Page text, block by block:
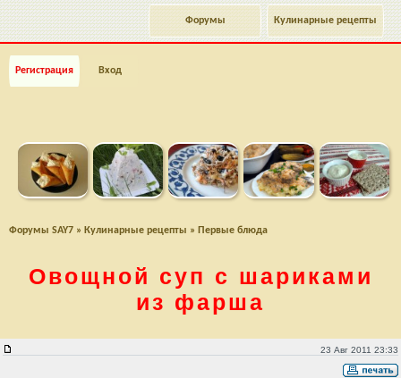
Кулинарные рецепты
Форумы
Регистрация Вход
Форумы SAY7 » Кулинарные рецепты » Первые блюда
Овощной суп с шариками
из фарша
23 Авг 2011 23:33